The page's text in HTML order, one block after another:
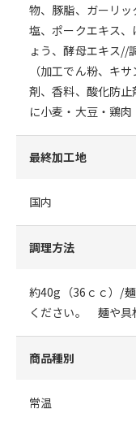
物、豚脂、ガーリ
塩、ポークエキス
ょう、酵母エキス//
（加工でん粉、キ
剤、香料、酸化防止
に小麦・大豆・鶏肉
最終加工地
国内
調理方法
約40g（36ｃｃ）/
ください。 麺や具
商品種別
常温